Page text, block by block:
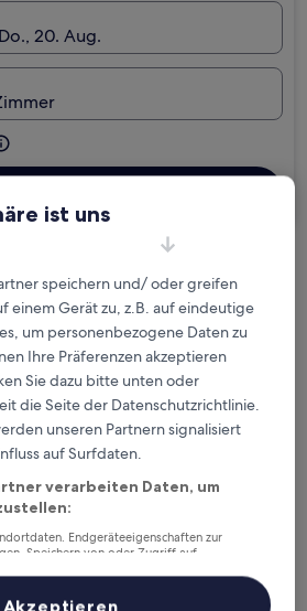
20. Aug.
bei
für jede
Übernachtung
Preisen für Mitglieder
für diese Daten
Morgen
ist uns
speichern und/ oder greifen
einem Gerät zu, z.B. auf eindeutige
um personenbezogene Daten zu
Ihre Präferenzen akzeptieren
Sie dazu bitte unten oder
die Seite der Datenschutzrichtlinie.
unseren Partnern signalisiert
auf Surfdaten.
verarbeiten Daten, um
Endgeräteeigenschaften zur
Speichern von oder Zugriff auf
und der Performance von Inhalten,
Entwicklung und Verbesserung von
Akzeptieren